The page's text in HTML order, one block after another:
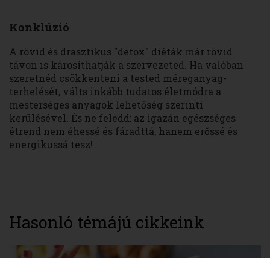
Konklúzió
A rövid és drasztikus "detox" diéták már rövid
távon is károsíthatják a szervezeted. Ha valóban
szeretnéd csökkenteni a tested méreganyag-
terhelését, válts inkább tudatos életmódra a
mesterséges anyagok lehetőség szerinti
kerülésével. És ne feledd: az igazán egészséges
étrend nem éhessé és fáradttá, hanem erőssé és
energikussá tesz!
Hasonló témájú cikkeink